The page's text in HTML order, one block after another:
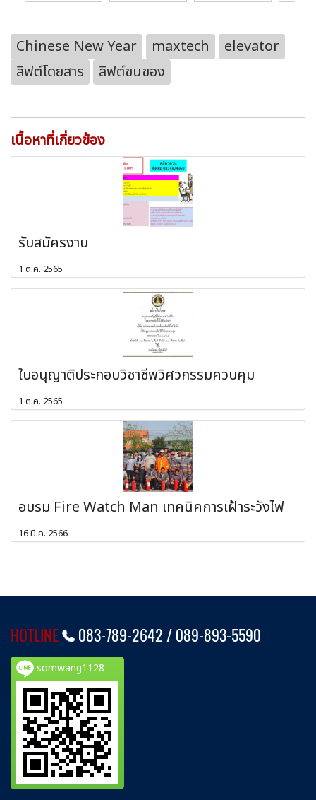
Chinese New Year maxtech
elevator
ลิฟต์โดยสาร
ลิฟต์ขนของ
เนื้อหาที่เกี่ยวข้อง
รับสมัครงาน
1 ต.ค. 2565
ใบอนุญาติประกอบวิชาชีพวิศวกรรมควบคุม
1 ต.ค. 2565
อบรม Fire Watch Man เทคนิคการเฝ้าระวังไฟ
16 มี.ค. 2566
HOTLINE 083-789-2642 / 089-893-5590
somwang1128